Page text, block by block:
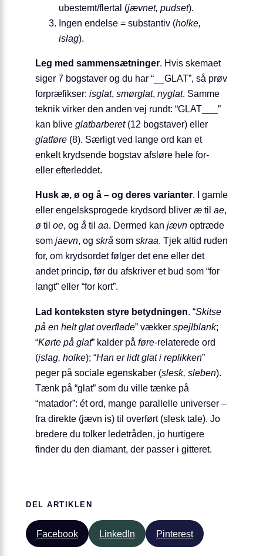
ubestemt/flertal (jævnet, pudset).
Ingen endelse = substantiv (holke,
islag).
Leg med sammensætninger. Hvis skemaet
siger 7 bogstaver og du har “__GLAT”, så prøv
for­præfikser: isglat, smørglat, nyglat. Samme
teknik virker den anden vej rundt: “GLAT___”
kan blive glatbarberet(12 bogstaver) eller
glatføre (8). Særligt ved lange ord kan et
enkelt krydsende bogstav afsløre hele for-
eller efterleddet.
Husk æ, ø og å – og deres varianter. I gamle
eller engelsksprogede krydsord bliver æ til ae,
ø til oe, og å til aa. Dermed kan jævn optræde
som jaevn, og skrå som skraa. Tjek altid ruden
for, om krydsordet følger det ene eller det
andet princip, før du afskriver et bud som “for
langt” eller “for kort”.
Lad konteksten styre betydningen. “Skitse
på en helt glat overflade” vækker spejlblank;
“Kørte på glat” kalder på føre-relaterede ord
(islag, holke); “Han er lidt glat i replikken”
peger på sociale egenskaber (slesk, sleben).
Tænk på “glat” som du ville tænke på
“matador”: ét ord, mange parallelle universer –
fra direkte (jævn is) til overført (slesk tale). Jo
bredere du tolker ledetråden, jo hurtigere
finder du den diamant, der passer i gitteret.
DEL ARTIKLEN
Facebook LinkedIn Pinterest